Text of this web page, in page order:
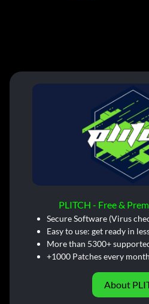
PLITCH - Free &
Secure Software (Virus
Easy to use: get ready in
More than 5300+
+1000 Patches every
About